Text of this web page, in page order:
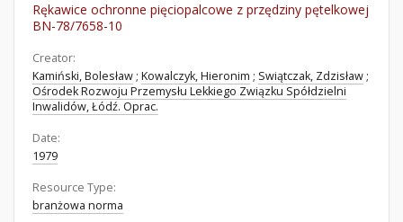
Rękawice ochronne pięciopalcowe z przędziny pętelkowej
BN-78/7658-10
Creator:
Kamiński, Bolesław ; Kowalczyk, Hieronim ; Swiątczak, Zdzisław ;
Ośrodek Rozwoju Przemysłu Lekkiego Związku Spółdzielni
Inwalidów, Łódź. Oprac.
Date:
1979
Resource Type:
branżowa norma